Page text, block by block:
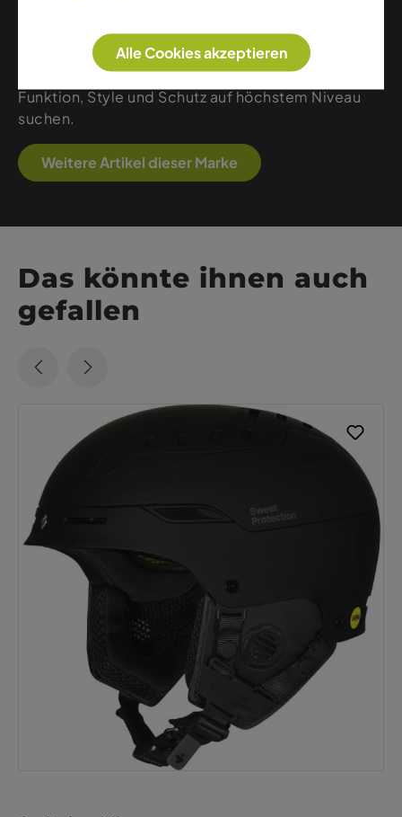
Sortiment durch Sonnenbrillen, die sportliche
Linien, robuste Materialien und erstklassige
optische Performance vereinen – ideal für alle, die
Funktion, Style und Schutz auf höchstem Niveau
suchen.
Weitere Artikel dieser Marke
Das könnte ihnen auch
gefallen
Alle Cookies akzeptieren